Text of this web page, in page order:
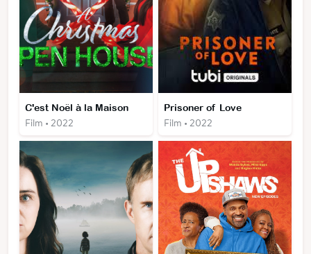
C'est Noël à la Maison
Film • 2022
Prisoner of Love
Film • 2022